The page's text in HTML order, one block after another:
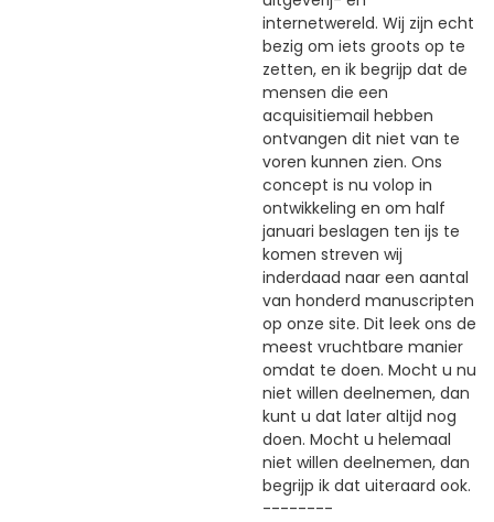
internetwereld. Wij zijn echt
bezig om iets groots op te
zetten, en ik begrijp dat de
mensen die een
acquisitiemail hebben
ontvangen dit niet van te
voren kunnen zien. Ons
concept is nu volop in
ontwikkeling en om half
januari beslagen ten ijs te
komen streven wij
inderdaad naar een aantal
van honderd manuscripten
op onze site. Dit leek ons de
meest vruchtbare manier
omdat te doen. Mocht u nu
niet willen deelnemen, dan
kunt u dat later altijd nog
doen. Mocht u helemaal
niet willen deelnemen, dan
begrijp ik dat uiteraard ook.
--------